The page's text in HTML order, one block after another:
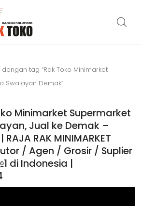
dengan tag “Rak Toko Minimarket
Swalayan Demak”
Minimarket Supermarket
Jual ke Demak –
RAK MINIMARKET
/ Agen / Grosir / Suplier
di Indonesia |